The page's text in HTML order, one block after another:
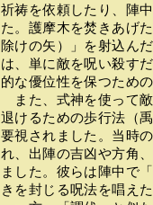
祈祷を依頼したり、陣
た。護摩木を焚きあげ
除けの矢）」を射込ん
は、単に敵を呪い殺す
的な優位性を保つため
また、式神を使って
退けるための歩行法（
要視されました。当時
れ、出陣の吉凶や方角
ました。彼らは陣中で
きを封じる呪法を唱え